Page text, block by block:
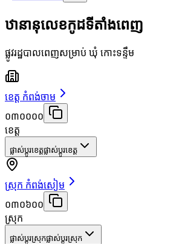
ឋានានុលេខកូដទីតាំងពេញ
ផ្លូវរដ្ឋបាលពេញសម្រាប់ ឃុំ កោះទន្ទឹម
ខេត្ត កំពង់ចាម
០៣០០០០
ខេត្ត
ផ្លាស់ប្តូរខេត្តផ្លាស់ប្តូរខេត្ត
ស្រុក កំពង់សៀម
០៣០៦០០
ស្រុក
ផ្លាស់ប្តូរស្រុកផ្លាស់ប្តូរស្រុក